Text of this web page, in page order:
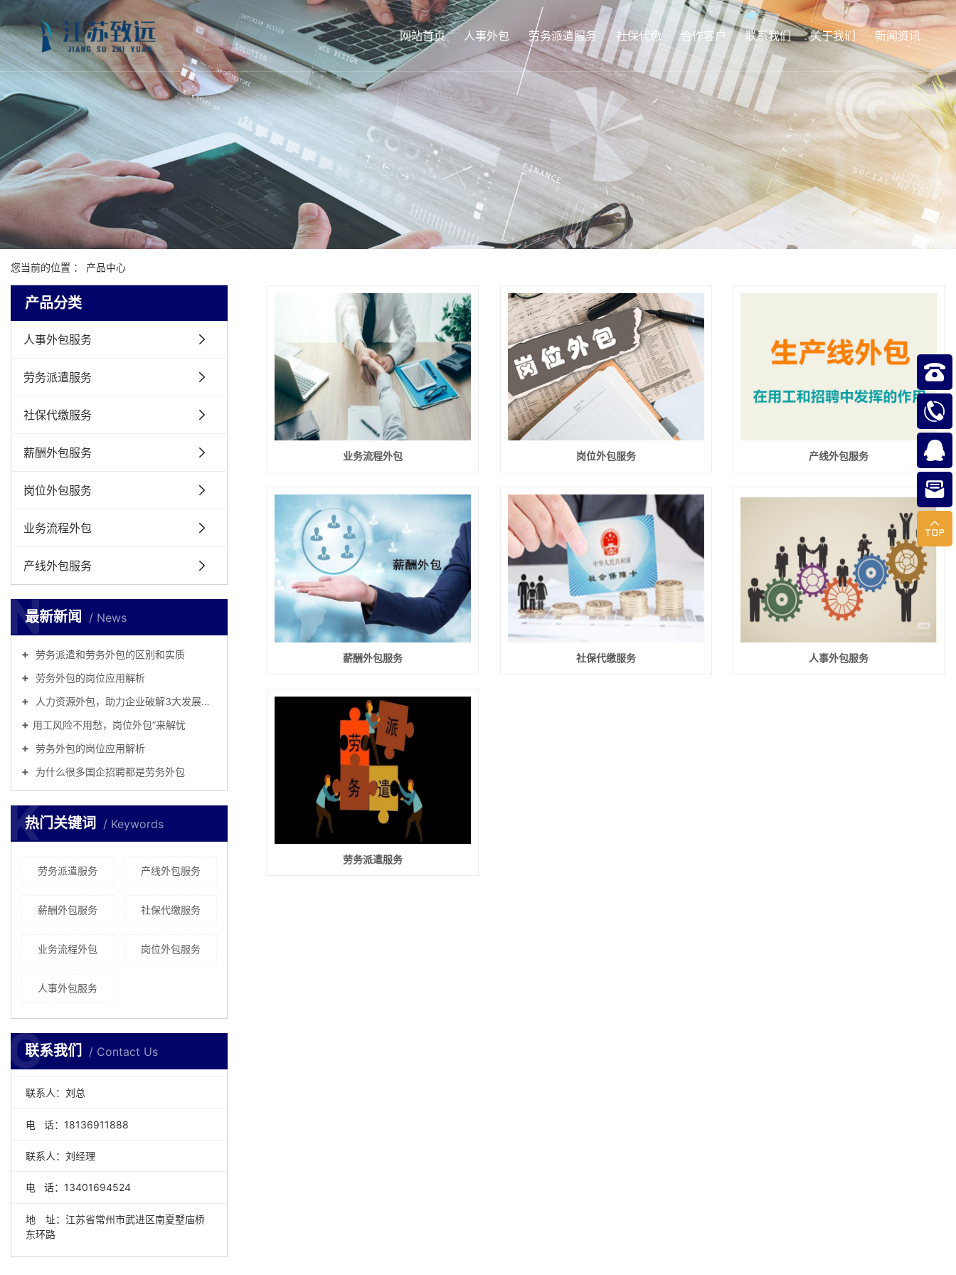
网站首页 人事外包 劳务派遣服务 社保代缴 合作客户 联系我们 关于我们 新闻资讯
您当前的位置 ： 产品中心
产品分类
人事外包服务
劳务派遣服务
社保代缴服务
薪酬外包服务
岗位外包服务
业务流程外包
产线外包服务
最新新闻 News
N
劳务派遣和劳务外包的区别和实质
劳务外包的岗位应用解析
人力资源外包，助力企业破解3大发展难题
​用工风险不用愁，岗位外包”来解忧
劳务外包的岗位应用解析
为什么很多国企招聘都是劳务外包
热门关键词 Keywords
K
劳务派遣服务 产线外包服务
薪酬外包服务 社保代缴服务
业务流程外包 岗位外包服务
人事外包服务
联系我们 Contact Us
C
联系人：刘总
电 话：18136911888
联系人：刘经理
电 话： 13401694524
地 址： 江苏省常州市武进区南夏墅庙桥
东环路
业务流程外包 岗位外包服务 产线外包服务
薪酬外包服务 社保代缴服务 人事外包服务
劳务派遣服务




